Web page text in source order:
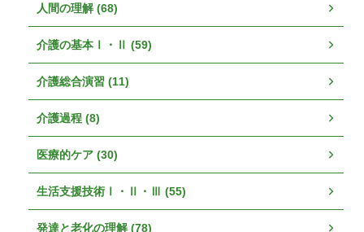
人間の理解 (68)
介護の基本Ⅰ・Ⅱ (59)
介護総合演習 (11)
介護過程 (8)
医療的ケア (30)
生活支援技術Ⅰ・Ⅱ・Ⅲ (55)
発達と老化の理解 (78)